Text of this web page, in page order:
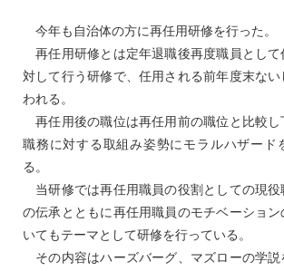
今年も自治体の方に再任用研修を行った。
再任用研修とは定年退職後再度職員として
対して行う研修で、任用される前年度末な
われる。
再任用後の職位は再任用前の職位と比較し
職務に対する取組み姿勢にモラルハザード
る。
当研修では再任用職員の役割としての現役
の伝承とともに再任用職員のモチベーショ
いてもテーマとして研修を行っている。
その内容はハーズバーグ、マズローの学説